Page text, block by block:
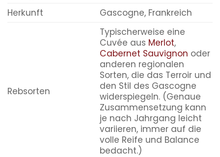
Herkunft
Gascogne, Frankreich
Rebsorten
Typischerweise eine
Cuvée aus Merlot,
Cabernet Sauvignon oder
anderen regionalen
Sorten, die das Terroir und
den Stil des Gascogne
widerspiegeln. (Genaue
Zusammensetzung kann
je nach Jahrgang leicht
variieren, immer auf die
volle Reife und Balance
bedacht.)